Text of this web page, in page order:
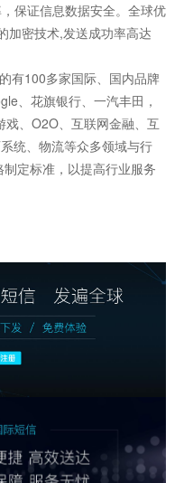
保证信息数据安全。全球优
加密技术,发送成功率高达
有100多家国际、国内品牌
、花旗银行、一汽丰田，
、O2O、互联网金融、互
统、物流等众多领域与行
定标准，以提高行业服务